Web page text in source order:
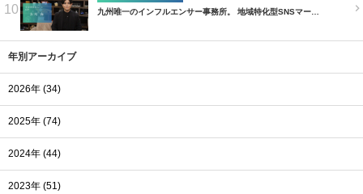
10 九州唯一のインフルエンサー事務所。 地域特化型SNSマー…
年別アーカイブ
2026年 (34)
2025年 (74)
2024年 (44)
2023年 (51)